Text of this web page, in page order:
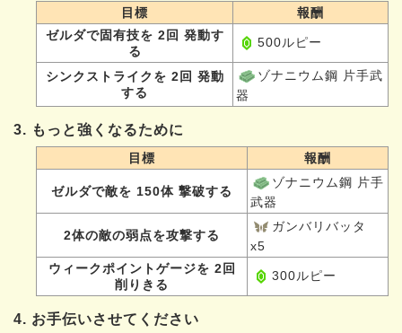
目標
報酬
ゼルダで固有技を 2回 発動す
る
500ルピー
シンクストライクを 2回 発動
する
ゾナニウム鋼 片手武
器
3. もっと強くなるために
目標 報酬
ゼルダで敵を 150体 撃破する
ゾナニウム鋼 片手
武器
2体の敵の弱点を攻撃する
ガンバリバッタ
x5
ウィークポイントゲージを 2回
削りきる
300ルピー
4. お手伝いさせてください